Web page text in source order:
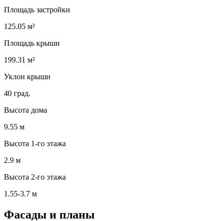
Площадь застройки
125.05 м²
Площадь крыши
199.31 м²
Уклон крыши
40 град.
Высота дома
9.55 м
Высота 1-го этажа
2.9 м
Высота 2-го этажа
1.55-3.7 м
Фасады и планы